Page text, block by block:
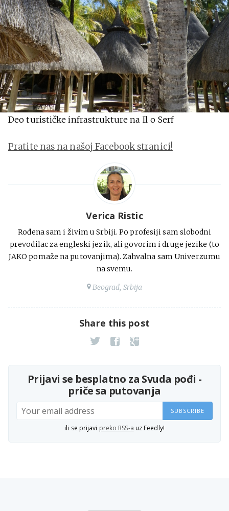
Deo turističke infrastrukture na Il o Serf
Pratite nas na našoj Facebook stranici!
Verica Ristic
Rođena sam i živim u Srbiji. Po profesiji sam slobodni
prevodilac za engleski jezik, ali govorim i druge jezike (to
JAKO pomaže na putovanjima). Zahvalna sam Univerzumu
na svemu.
Beograd, Srbija
Share this post
Prijavi se besplatno za Svuda pođi -
priče sa putovanja
SUBSCRIBE
ili se prijavi preko RSS-a uz Feedly!